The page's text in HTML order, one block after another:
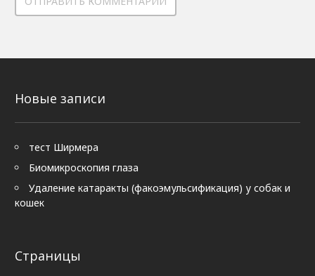
Новые записи
тест Ширмера
Биомикроскопия глаза
Удаление катаракты (факоэмульсификация) у собак и
кошек
Страницы